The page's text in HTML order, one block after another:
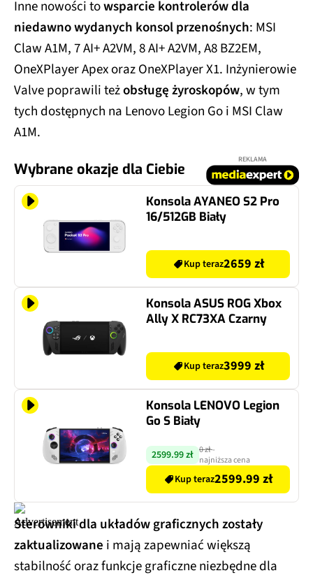
Inne nowości towsparcie kontrolerów dla
niedawno wydanych konsol przenośnych: MSI
Claw A1M, 7 AI+ A2VM, 8 AI+ A2VM, A8 BZ2EM,
OneXPlayer Apex oraz OneXPlayer X1. Inżynierowie
Valve poprawili teżobsługę żyroskopów, w tym
tych dostępnych na Lenovo Legion Go i MSI Claw
A1M.
Wybrane okazje dla Ciebie
REKLAMA
Konsola AYANEO S2 Pro
16/512GB Biały
Kup teraz2659 zł
Konsola ASUS ROG Xbox
Ally X RC73XA Czarny
Kup teraz3999 zł
Konsola LENOVO Legion
Go S Biały
2599.99 zł 0 zł-
najniższa cena
Kup teraz2599.99 zł
Sterowniki dla układów graficznych zostały
zaktualizowane i mają zapewniać większą
stabilność oraz funkcje graficzne niezbędne dla